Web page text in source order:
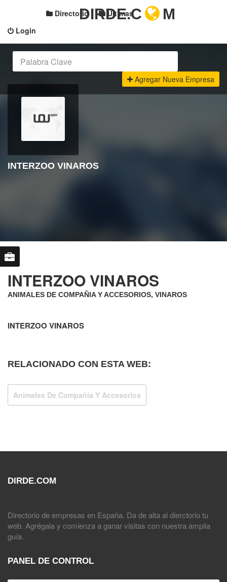
Login
Directorio Últimas
DIRDE.C M
Agregar Nueva Empresa
INTERZOO VINAROS
INTERZOO VINAROS
ANIMALES DE COMPAÑIA Y ACCESORIOS, VINAROS
INTERZOO VINAROS
RELACIONADO CON ESTA WEB:
Animales De Compañia Y Accesorios
DIRDE.COM
Directorio de empresas en España. Da de alta al dierctorio tu
web. Agrégala y comienza a ganar visitas con nuestra amplia
guía.
PANEL DE CONTROL